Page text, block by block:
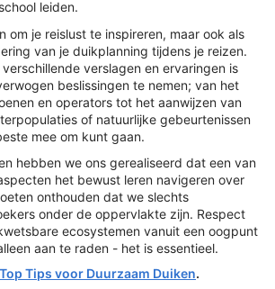
leiden.
om je reislust te inspireren, maar ook als
van je duikplanning tijdens je reizen.
verslagen en ervaringen is
beslissingen te nemen; van het
en operators tot het aanwijzen van
of natuurlijke gebeurtenissen
mee om kunt gaan.
hebben we ons gerealiseerd dat een van
het bewust leren navigeren over
onthouden dat we slechts
onder de oppervlakte zijn. Respect
ecosystemen vanuit een oogpunt
aan te raden - het is essentieel.
Tips voor Duurzaam Duiken.